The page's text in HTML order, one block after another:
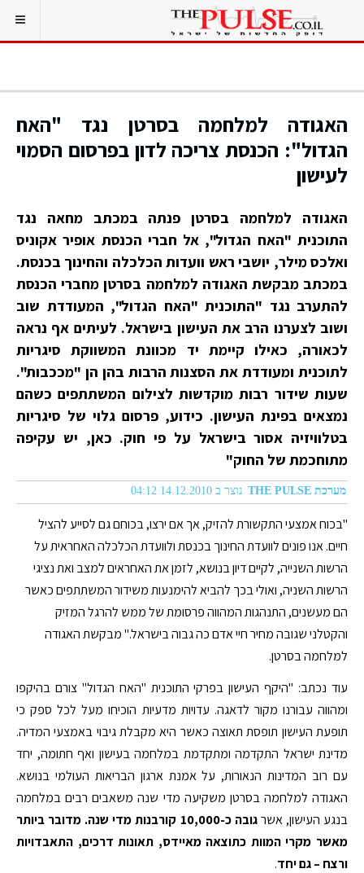
האגודה למלחמה בסרטן נגד "האח
הגדול": הכנסת צריכה לדון בפרסום הסמוי
לעישון
האגודה למלחמה בסרטן פנתה במכתב מחאה נגד
התוכנית "האח הגדול", אל חברי הכנסת אופיר אקוניס
ואלכס מילר, יושבי ראש וועדות הכלכלה והחינוך בכנסת.
במכתב מבקשת האגודה למלחמה בסרטן מחברי הכנסת
להתערב נגד "התוכנית "האח הגדול", המעודדת שוב
ושוב לצערנו הרב את העישון בישראל. לעיתים אף נראה
לכאורה, כאילו קיימת יד מכוונת המשווקת סיגריות
לתוכנית ומעודדת את הסצנות הרבות בהן הן "מככבות".
שעות שידור רבות מוקדשות לצילום המשתתפים כשהם
נמצאים בפינת העישון. כידוע, פרסום גלוי של סיגריות
בטלוויזיה אסור בישראל על פי חוק. כאן, יש עקיפה
מתוחכמת של החוק"
מערכת THE PULSE נוצר ב 14.12.2010 04:12
"בכוח אמצעי התקשורת להזיק, אך אם ירצו, בכוחם גם לסייע להציל
חיים. אנו פונים לוועדת החינוך בכנסת ולוועדת הכלכלה האחראית על
הרשות השנייה, לקיים דיון בנושא, לזמן את האחראים למצב ואת נציגי
הרשות השניה, ואולי בכך להביא להימנעות משידור המשתתפים כאשר
הם מעשנים, התנהגות המהווה פרסומת של ממש להרגל המזיק
והקטלני שגובה מחיר חיי אדם כה גבוה בישראל." מבקשת האגודה
למלחמה בסרטן.
עוד נכתב: "היקף העישון בפרקי התוכנית "האח הגדול" צורם בהיקפו
ומהווה עבורנו מקור לדאגה. עדויות מדעיות הוכיחו מעל לכל ספק כי
תופעת העישון תופסת תאוצה כאשר היא מקבלת גיבוי באמצעי המדיה.
מדינת ישראל התקדמה ומתקדמת במלחמה בעישון ואף חתומה, יחד
עם רוב המדינות הנאורות, על אמנת ארגון הבריאות העולמי בנושא.
האגודה למלחמה בסרטן משקיעה מדי שנה משאבים רבים במלחמה
בנגע העישון, אשרגובה כ-10,000 קורבנות
מדי שנה. מדובר ביותר
מאשר מקרי המוות כתוצאה מאיידס, תאונות דרכים, התאבדויות
ורצח – גם יחד.